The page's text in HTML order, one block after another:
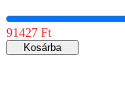
91427 Ft
Kosárba